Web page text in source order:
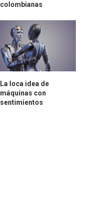
colombianas
La loca idea de
máquinas con
sentimientos